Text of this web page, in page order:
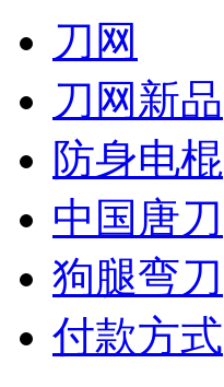
刀网
刀网新品
防身电棍
中国唐刀
狗腿弯刀
付款方式